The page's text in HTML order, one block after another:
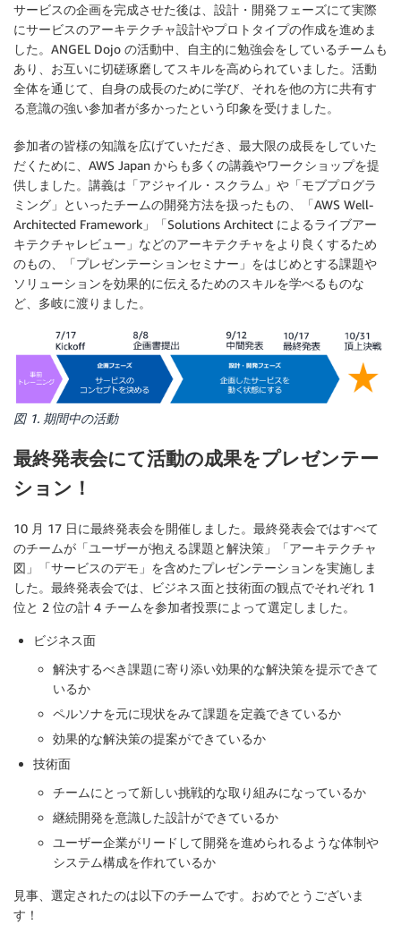
サービスの企画を完成させた後は、設計・開発フェーズにて実際
にサービスのアーキテクチャ設計やプロトタイプの作成を進めま
した。ANGEL Dojo の活動中、自主的に勉強会をしているチームも
あり、お互いに切磋琢磨してスキルを高められていました。活動
全体を通じて、自身の成長のために学び、それを他の方に共有す
る意識の強い参加者が多かったという印象を受けました。
参加者の皆様の知識を広げていただき、最大限の成長をしていた
だくために、AWS Japan からも多くの講義やワークショップを提
供しました。講義は「アジャイル・スクラム」や「モブプログラ
ミング」といったチームの開発方法を扱ったもの、「AWS Well-
Architected Framework」「Solutions Architect によるライブアー
キテクチャレビュー」などのアーキテクチャをより良くするため
のもの、「プレゼンテーションセミナー」をはじめとする課題や
ソリューションを効果的に伝えるためのスキルを学べるものな
ど、多岐に渡りました。
図 1. 期間中の活動
最終発表会にて活動の成果をプレゼンテー
ション！
10 月 17 日に最終発表会を開催しました。最終発表会ではすべて
のチームが「ユーザーが抱える課題と解決策」「アーキテクチャ
図」「サービスのデモ」を含めたプレゼンテーションを実施しま
した。最終発表会では、ビジネス面と技術面の観点でそれぞれ 1
位と 2 位の計 4 チームを参加者投票によって選定しました。
ビジネス面
解決するべき課題に寄り添い効果的な解決策を提示できて
いるか
ペルソナを元に現状をみて課題を定義できているか
効果的な解決策の提案ができているか
技術面
チームにとって新しい挑戦的な取り組みになっているか
継続開発を意識した設計ができているか
ユーザー企業がリードして開発を進められるような体制や
システム構成を作れているか
見事、選定されたのは以下のチームです。おめでとうございま
す！